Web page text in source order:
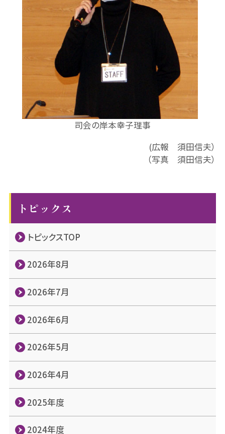
トピックス
トピックスTOP
2026年8月
2026年7月
2026年6月
2026年5月
2026年4月
2025年度
2024年度
司会の岸本幸子理事
(広報 須田信夫）
（写真 須田信夫）